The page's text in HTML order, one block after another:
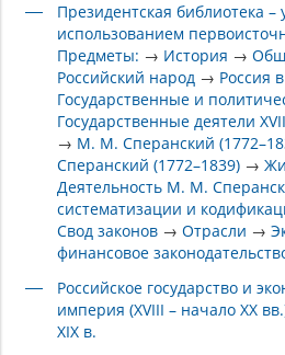
Президентская библиотека
использованием
Предметы: → История →
Российский народ → Россия
Государственные и
Государственные деятели
→ М. М. Сперанский
Сперанский (1772–1839) →
Деятельность М. М.
систематизации и
Свод законов →Отрасли →
финансовое
Российское государство и
империя (XVIII – начало ХХ
XIX в.